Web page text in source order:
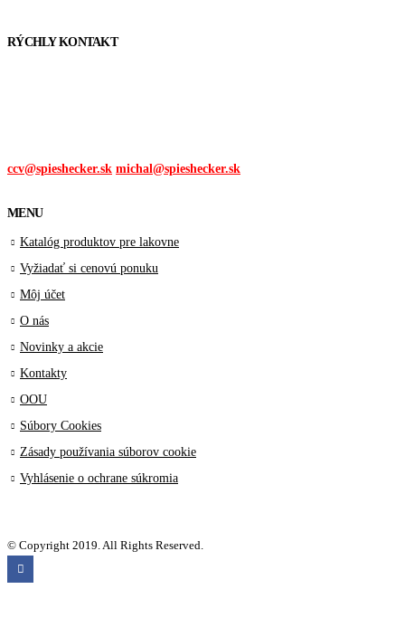
RÝCHLY KONTAKT
ccv@spieshecker.sk michal@spieshecker.sk
MENU
Katalóg produktov pre lakovne
Vyžiadať si cenovú ponuku
Môj účet
O nás
Novinky a akcie
Kontakty
OOU
Súbory Cookies
Zásady používania súborov cookie
Vyhlásenie o ochrane súkromia
© Copyright 2019. All Rights Reserved.